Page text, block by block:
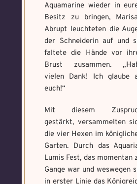
Aquamarine wieder in
Besitz zu bringen,
Abrupt leuchteten die
der Schneiderin auf und
faltete die Hände vor
Brust zusammen.
vielen Dank! Ich glaube
euch!“
Mit diesem
gestärkt, versammelten
die vier Hexen im
Garten. Durch das
Lumis Fest, das momentan
Gange war und weswegen
in erster Linie das